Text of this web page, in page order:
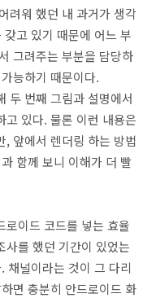
려워 했던 내 과거가 생각
고 있기 때문에 어느 부
그려주는 부분을 담당하
능하기 때문이다.
두 번째 그림과 설명에서
있다. 물론 이런 내용은
, 앞에서 렌더링 하는 방법
함께 보니 이해가 더 빨
로이드 코드를 넣는 효율
사를 했던 기간이 있었는
채널이라는 것이 그 다리
면 충분히 안드로이드 화